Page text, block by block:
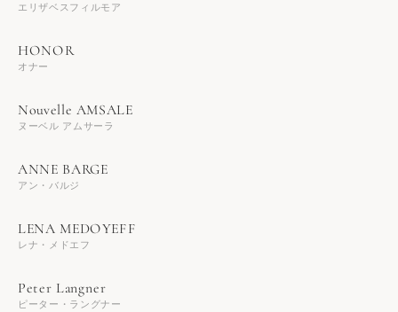
エリザベスフィルモア
オナー
ヌーベル アムサーラ
アン・バルジ
レナ・メドエフ
ピーター・ラングナー